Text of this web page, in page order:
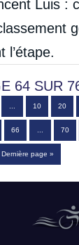
Luis :
l’étape.
64 SUR
10 20
66 70
Dernière page »